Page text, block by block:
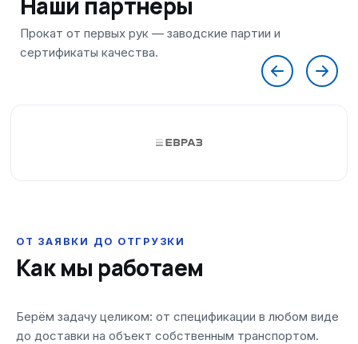
ОТ ЗАЯВКИ ДО ОТГРУЗКИ
Как мы работаем
Берём задачу целиком: от спецификации в любом виде
до доставки на объект собственным транспортом.